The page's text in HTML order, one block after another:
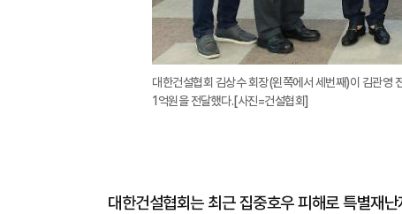
대한건설협회 김상수 회장(왼쪽에서 세번째)이 김관영
1억원을 전달했다.[사진=건설협회]
대한건설협회는 최근 집중호우 피해로 특별재